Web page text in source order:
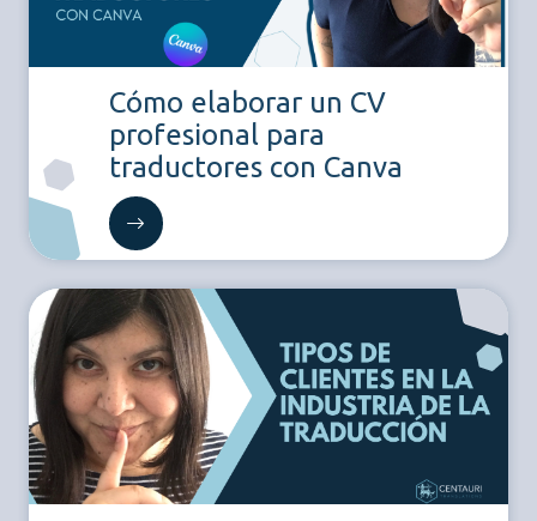
Cómo elaborar un CV
profesional para
traductores con Canva